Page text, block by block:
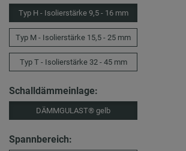
Typ H - Isolierstärke 9,5 - 16 mm
Typ M - Isolierstärke 15,5 - 25 mm
Typ T - Isolierstärke 32 - 45 mm
Schalldämmeinlage:
DÄMMGULAST® gelb
Spannbereich: